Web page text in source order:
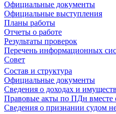
Официальные документы
Официальные выступления
Планы работы
Отчеты о работе
Результаты проверок
Перечень информационных
Совет
Состав и структура
Официальные документы
Сведения о доходах и
Правовые акты по ПДн
Сведения о признании судом